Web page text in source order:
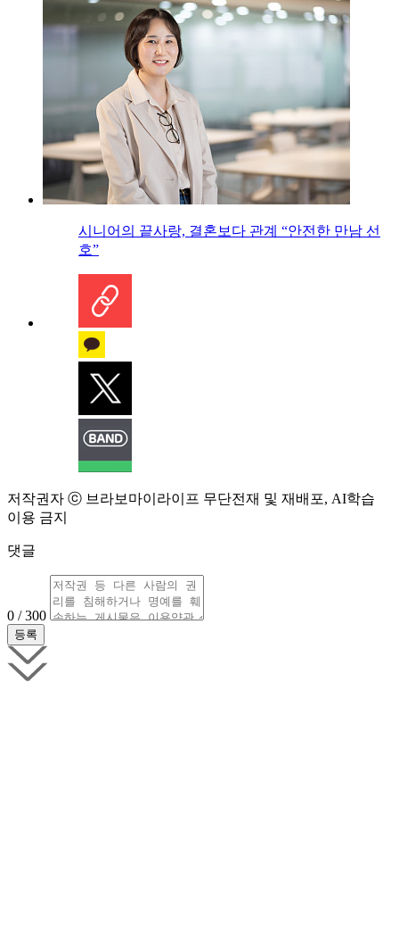
시니어의 끝사랑, 결혼보다 관계 “안전한 만남 선
호”
저작권자 ⓒ 브라보마이라이프 무단전재 및 재배포, AI학습
이용 금지
댓글
0 / 300